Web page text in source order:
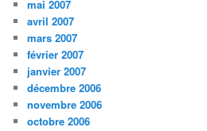
mai 2007
avril 2007
mars 2007
février 2007
janvier 2007
décembre 2006
novembre 2006
octobre 2006